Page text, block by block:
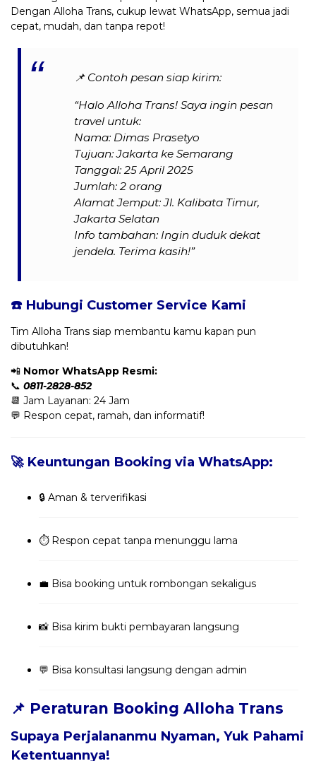
Dengan Alloha Trans, cukup lewat WhatsApp, semua jadi
cepat, mudah, dan tanpa repot!
📌 Contoh pesan siap kirim:
“Halo Alloha Trans! Saya ingin pesan
travel untuk:
Nama: Dimas Prasetyo
Tujuan: Jakarta ke Semarang
Tanggal: 25 April 2025
Jumlah: 2 orang
Alamat Jemput: Jl. Kalibata Timur,
Jakarta Selatan
Info tambahan: Ingin duduk dekat
jendela. Terima kasih!”
☎️ Hubungi Customer Service Kami
Tim Alloha Trans siap membantu kamu kapan pun
dibutuhkan!
📲 Nomor WhatsApp Resmi:
📞 0811-2828-852
📆 Jam Layanan: 24 Jam
💬 Respon cepat, ramah, dan informatif!
🚀 Keuntungan Booking via WhatsApp:
🔒 Aman & terverifikasi
⏱️ Respon cepat tanpa menunggu lama
💼 Bisa booking untuk rombongan sekaligus
📸 Bisa kirim bukti pembayaran langsung
💬 Bisa konsultasi langsung dengan admin
📌 Peraturan Booking Alloha Trans
Supaya Perjalananmu Nyaman, Yuk Pahami
Ketentuannya!